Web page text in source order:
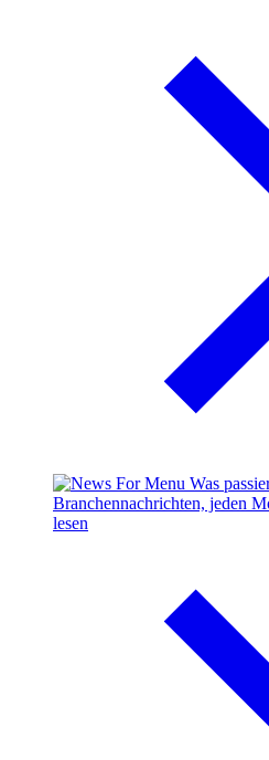
Was
Branchennachrichten, jeden
lesen